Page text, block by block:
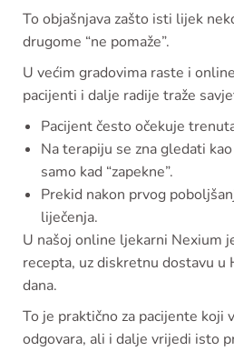
To objašnjava zašto isti lijek
drugome “ne pomaže”.
U većim gradovima raste i
pacijenti i dalje radije traže
Pacijent često očekuje
Na terapiju se zna gledati
samo kad “zapekne”.
Prekid nakon prvog
liječenja.
U našoj online ljekarni Nexium
recepta, uz diskretnu dostavu u
dana.
To je praktično za pacijente koji
odgovara, ali i dalje vrijedi isto